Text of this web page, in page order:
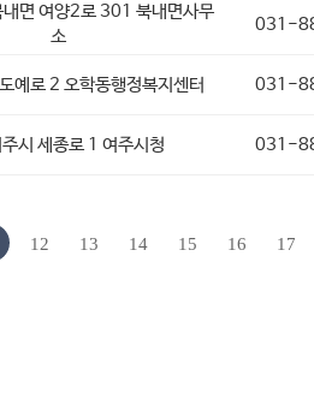
내면 여양2로 301 북내면사무
소
031-
예로 2 오학동행정복지센터 031-
시 세종로 1 여주시청 031-
12 13 14 15 16 17